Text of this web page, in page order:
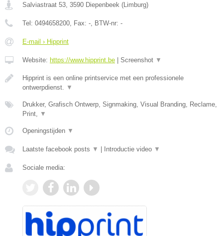
Salviastraat 53 3590 Diepenbeek (Limburg)
Tel: 0494658200 , Fax: - , BTW-nr: -
E-mail › Hipprint
Website: https://www.hipprint.be | Screenshot ▼
Hipprint is een online printservice met een professionele
ontwerpdienst.
▼
Drukker, Grafisch Ontwerp, Signmaking, Visual Branding, Reclame,
Print,
▼
Openingstijden ▼
Laatste facebook posts ▼ | Introductie video ▼
Sociale media: